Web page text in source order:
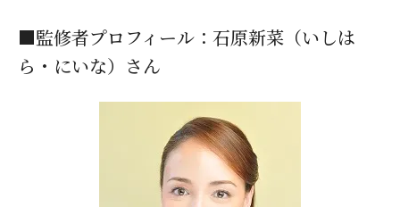
■監修者プロフィール：石原新菜（いしは
ら・にいな）さん